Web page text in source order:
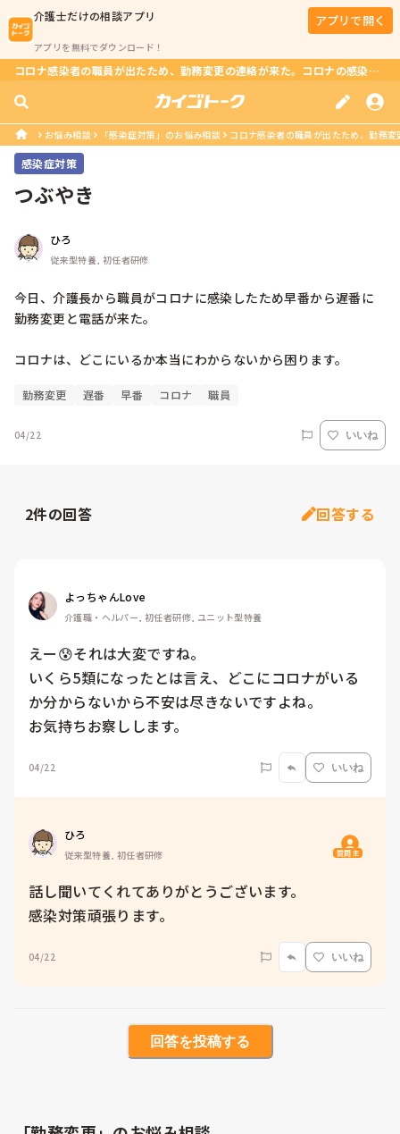
介護士だけの相談アプリ
アプリを無料でダウンロード！
アプリで開く
コロナ感染者の職員が出たため、勤務変更の連絡が来た。コロナの感染経路はどこにあるの？
お悩み相談 「感染症対策」のお悩み相談 コロナ感染者の職員が出たため、勤務
感染症対策
つぶやき
ひろ
従来型特養, 初任者研修
今日、介護長から職員がコロナに感染したため早番から遅番に
勤務変更と電話が来た。
コロナは、どこにいるか本当にわからないから困ります。
勤務変更 遅番 早番 コロナ 職員
04/22 いいね
2件の回答 回答する
よっちゃんLove
介護職・ヘルパー, 初任者研修, ユニット型特養
えー😰それは大変ですね。
いくら5類になったとは言え、どこにコロナがいる
か分からないから不安は尽きないですよね。
お気持ちお察しします。
04/22 いいね
ひろ
従来型特養, 初任者研修 質問主
話し聞いてくれてありがとうございます。
感染対策頑張ります。
04/22 いいね
回答を投稿する